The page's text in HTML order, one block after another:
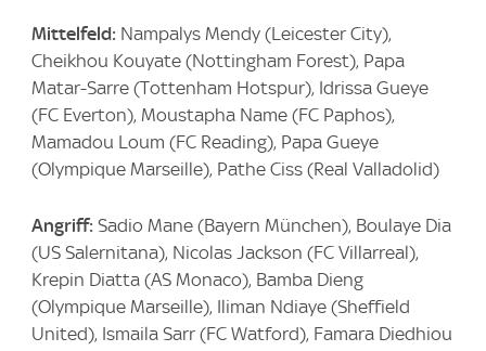
Mittelfeld: Nampalys Mendy (Leicester City),
Cheikhou Kouyate (Nottingham Forest), Papa
Matar-Sarre (Tottenham Hotspur), Idrissa Gueye
(FC Everton), Moustapha Name (FC Paphos),
Mamadou Loum (FC Reading), Papa Gueye
(Olympique Marseille), Pathe Ciss (Real Valladolid)
Angriff: Sadio Mane (Bayern München), Boulaye Dia
(US Salernitana), Nicolas Jackson (FC Villarreal),
Krepin Diatta (AS Monaco), Bamba Dieng
(Olympique Marseille), Iliman Ndiaye (Sheffield
United), Ismaila Sarr (FC Watford), Famara Diedhiou